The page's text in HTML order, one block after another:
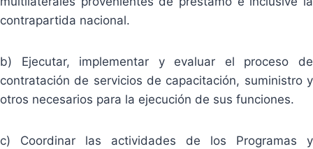
contrapartida nacional.
b) Ejecutar, implementar y evaluar el proceso de
contratación de servicios de capacitación, suministro y
otros necesarios para la ejecución de sus funciones.
c) Coordinar las actividades de los Programas y